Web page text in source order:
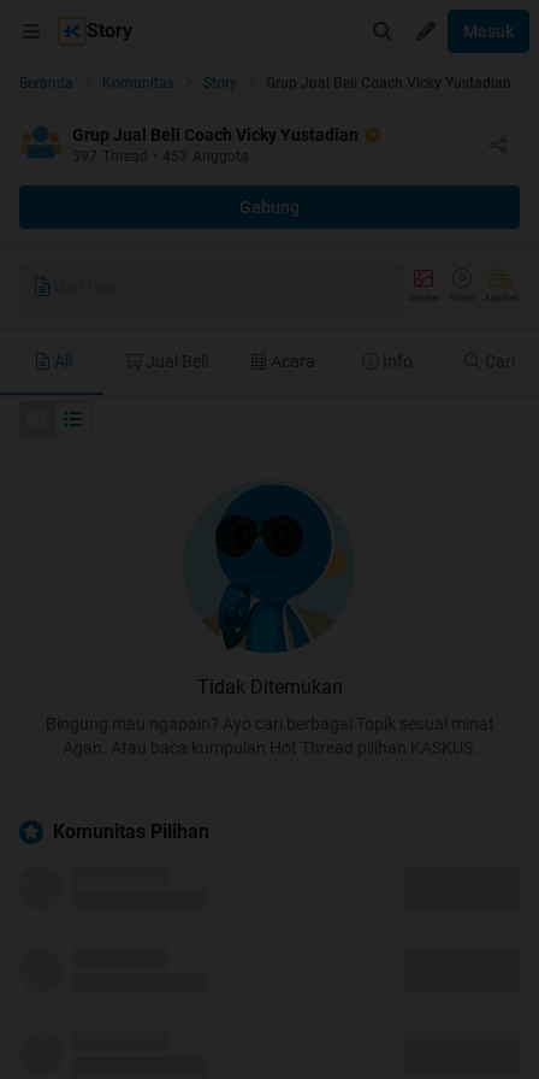
Story Masuk
Beranda Komunitas Story Grup Jual Beli Coach Vicky Yustadian
Grup Jual Beli Coach Vicky Yustadian
397 Thread • 453 Anggota
Gabung
All Jual Beli Acara Info Cari
Tidak Ditemukan
Bingung mau ngapain? Ayo cari berbagai Topik sesuai minat
Agan. Atau baca kumpulan Hot Thread pilihan KASKUS.
Komunitas Pilihan